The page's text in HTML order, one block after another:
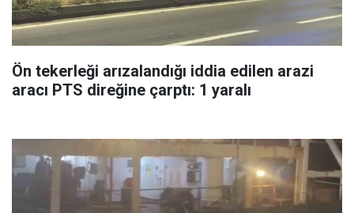
Ön tekerleği arızalandığı iddia edilen arazi
aracı PTS direğine çarptı: 1 yaralı